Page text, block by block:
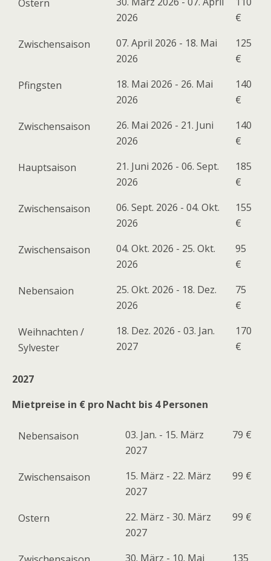
Ostern
2026
€
Zwischensaison
07. April 2026 - 18. Mai
2026
125
€
Pfingsten
18. Mai 2026 - 26. Mai
2026
140
€
Zwischensaison
26. Mai 2026 - 21. Juni
2026
140
€
Hauptsaison
21. Juni 2026 - 06. Sept.
2026
185
€
Zwischensaison
06. Sept. 2026 - 04. Okt.
2026
155
€
Zwischensaison
04. Okt. 2026 - 25. Okt.
2026
95
€
Nebensaion
25. Okt. 2026 - 18. Dez.
2026
75
€
Weihnachten /
Sylvester
18. Dez. 2026 - 03. Jan.
2027
170
€
2027
Mietpreise in € pro Nacht bis 4 Personen
Nebensaison
03. Jan. - 15. März
2027
79 €
Zwischensaison
15. März - 22. März
2027
99 €
Ostern
22. März - 30. März
2027
99 €
30. März - 10. Mai
135